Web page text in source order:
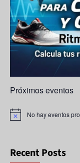
Próximos eventos
o
No hay eventos
Recent Posts